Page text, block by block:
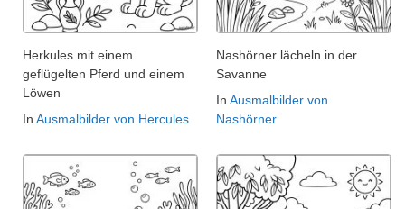
Herkules mit einem
geflügelten Pferd und einem
Löwen
In Ausmalbilder von Hercules
Nashörner lächeln in der
Savanne
In Ausmalbilder von
Nashörner